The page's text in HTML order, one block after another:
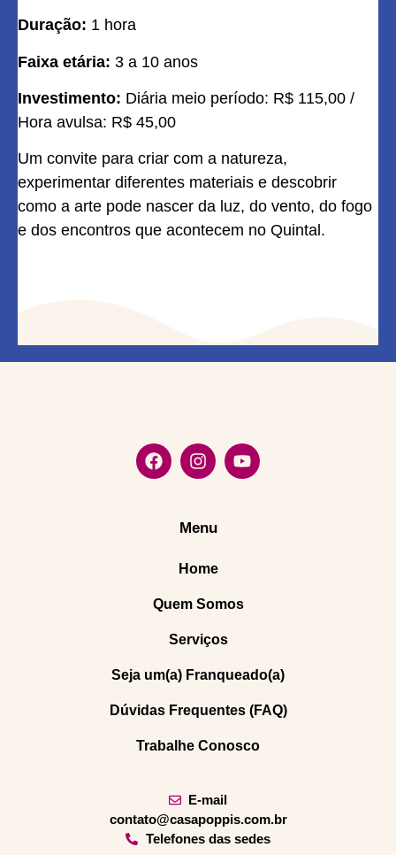
Duração: 1 hora
Faixa etária: 3 a 10 anos
Investimento: Diária meio período: R$ 115,00 /
Hora avulsa: R$ 45,00
Um convite para criar com a natureza,
experimentar diferentes materiais e descobrir
como a arte pode nascer da luz, do vento, do fogo
e dos encontros que acontecem no Quintal.
Menu
Home
Quem Somos
Serviços
Seja um(a) Franqueado(a)
Dúvidas Frequentes (FAQ)
Trabalhe Conosco
E-mail
contato@casapoppis.com.br
Telefones das sedes